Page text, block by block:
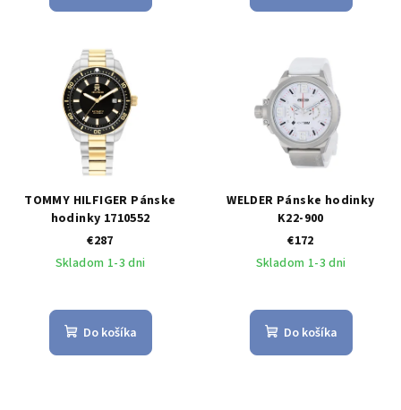
TOMMY HILFIGER Pánske
hodinky 1710552
€287
Skladom 1-3 dni
Do košíka
WELDER Pánske hodinky
K22-900
€172
Skladom 1-3 dni
Do košíka